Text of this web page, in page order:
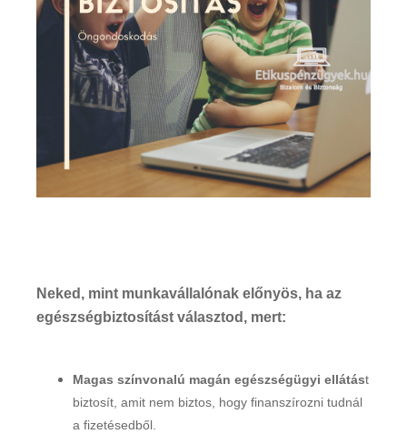
Neked, mint munkavállalónak előnyös, ha az
egészségbiztosítást választod, mert:
Magas színvonalú magán egészségügyi ellátást
biztosít, amit nem biztos, hogy finanszírozni tudnál
a fizetésedből.